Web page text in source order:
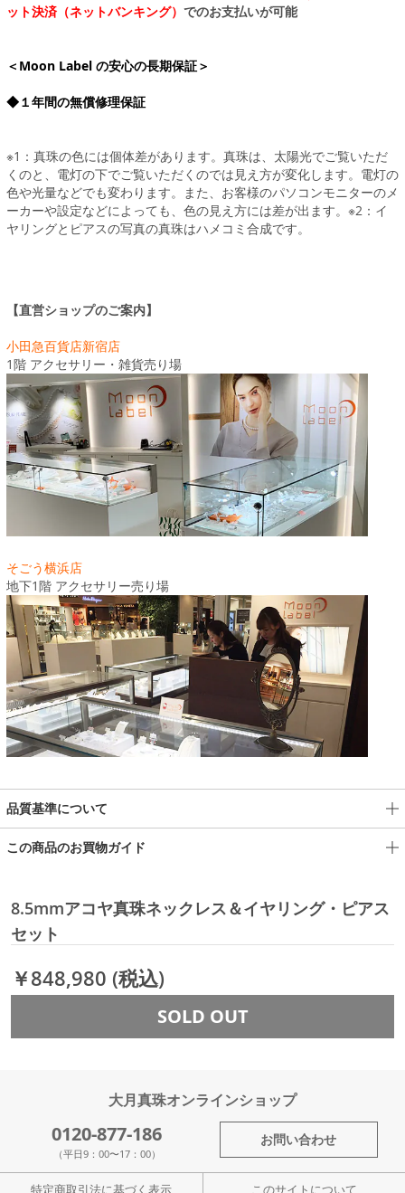
ット決済（ネットバンキング） でのお支払いが可能
＜Moon Label の安心の長期保証＞
◆１年間の無償修理保証
※1：真珠の色には個体差があります。真珠は、太陽光でご覧いただ
くのと、電灯の下でご覧いただくのでは見え方が変化します。電灯の
色や光量などでも変わります。また、お客様のパソコンモニターのメ
ーカーや設定などによっても、色の見え方には差が出ます。※2：イ
ヤリングとピアスの写真の真珠はハメコミ合成です。
【直営ショップのご案内】
小田急百貨店新宿店
1階 アクセサリー・雑貨売り場
そごう横浜店
地下1階 アクセサリー売り場
品質基準について
この商品のお買物ガイド
8.5mmアコヤ真珠ネックレス＆イヤリング・ピアス
セット
￥848,980 (税込)
SOLD OUT
大月真珠オンラインショップ
0120-877-186
（平日9：00〜17：00）
お問い合わせ